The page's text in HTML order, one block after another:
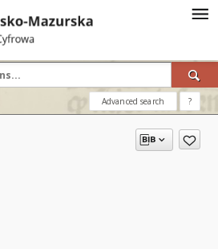
Advanced search ?